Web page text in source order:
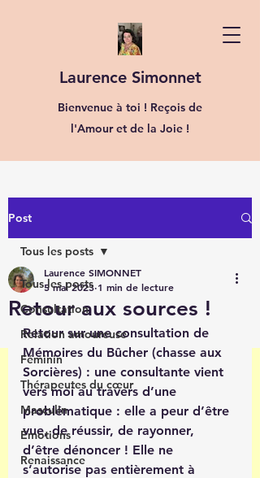
Laurence Simonnet
Bienvenue à toi ! Reçois de
l'Amour et de la Joie !
Post
Tous les posts
Consultation
Relation amoureuse
Féminin
Thérapeutes du cœur
Masculin
Émotions
Renaissance
Tous les posts
Retour aux sources !
Laurence SIMONNET
5 mai 2023 1 min de lecture
Retour sur une consultation de
Mémoires du Bûcher (chasse aux
Sorcières) : une consultante vient
vers moi au travers d’une
problématique : elle a peur d’être
vue, de réussir, de rayonner,
d’être dénoncer ! Elle ne
s’autorise pas entièrement à